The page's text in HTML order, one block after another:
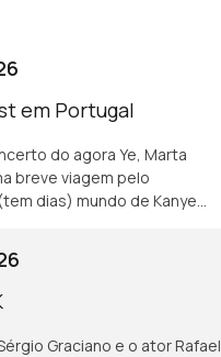
em Portugal
do agora Ye, Marta
breve viagem pelo
dias) mundo de Kanye
Graciano e o ator Rafael